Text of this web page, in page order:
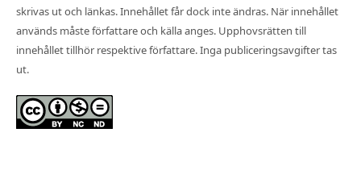
skrivas ut och länkas. Innehållet får dock inte ändras. När innehållet
används måste författare och källa anges. Upphovsrätten till
innehållet tillhör respektive författare. Inga publiceringsavgifter tas
ut.